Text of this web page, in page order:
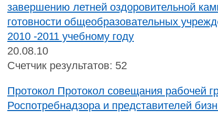
завершению летней оздоровительной
готовности общеобразовательных
2010 -2011 учебному году
20.08.10
Счетчик результатов: 52
Протокол Протокол совещания рабочей
Роспотребнадзора и представителей